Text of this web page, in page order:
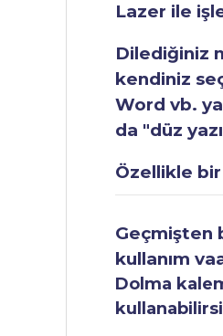
Lazer ile
Dilediğiniz
kendiniz
Word vb.
da "düz
Özellikle
Geçmişten
kullanım
Dolma